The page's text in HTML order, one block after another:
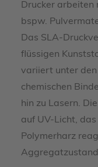
Drucker
bspw.
Das SLA-
flüssigen
variiert unter
chemischen
hin zu Lasern.
auf UV-Licht,
Polymerharz